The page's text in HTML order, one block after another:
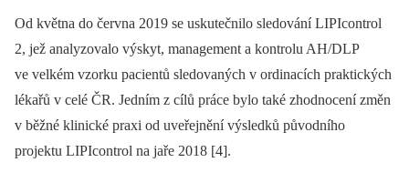
Od května do června 2019 se uskutečnilo sledování LIPIcontrol
2, jež analyzovalo výskyt, management a kontrolu AH/DLP
ve velkém vzorku pacientů sledovaných v ordinacích praktických
lékařů v celé ČR. Jedním z cílů práce bylo také zhodnocení změn
v běžné klinické praxi od uveřejnění výsledků původního
projektu LIPIcontrol na jaře 2018 [4].